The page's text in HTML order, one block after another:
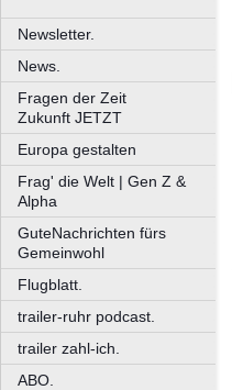
Newsletter.
News.
Fragen der Zeit
Zukunft JETZT
Europa gestalten
Frag' die Welt | Gen Z &
Alpha
GuteNachrichten fürs
Gemeinwohl
Flugblatt.
trailer-ruhr podcast.
trailer zahl-ich.
ABO.